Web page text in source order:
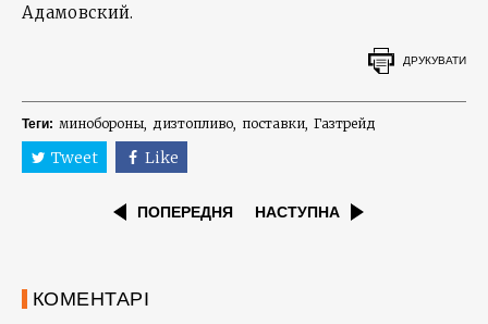
Адамовский.
ДРУКУВАТИ
Теги: минобороны дизтопливо поставки Газтрейд
Tweet Like
ПОПЕРЕДНЯ НАСТУПНА
КОМЕНТАРІ